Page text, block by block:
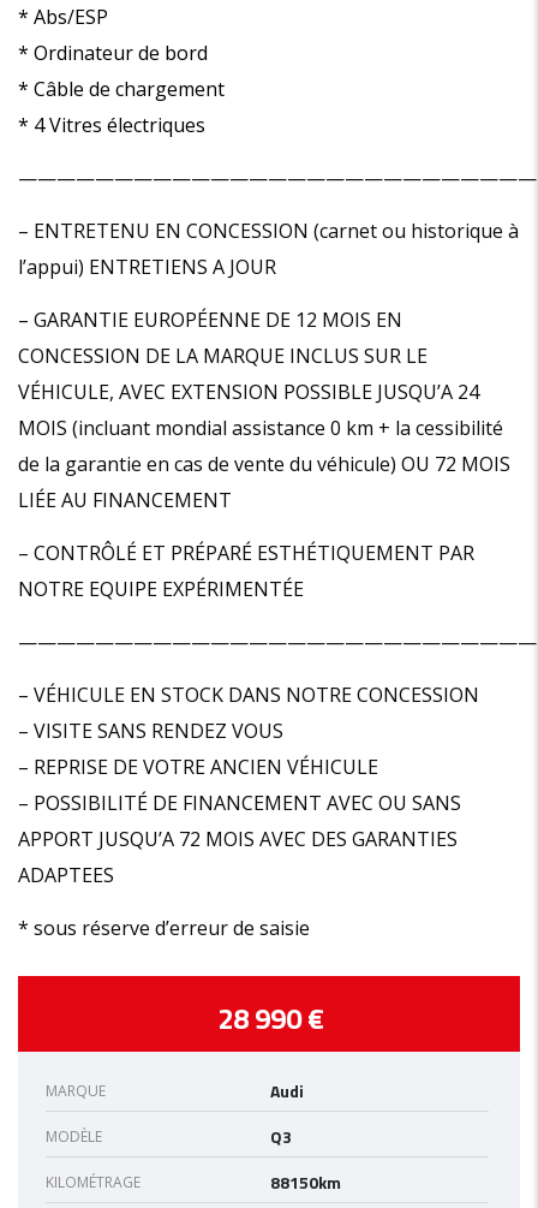
* Abs/ESP
* Ordinateur de bord
* Câble de chargement
* 4 Vitres électriques
– ENTRETENU EN CONCESSION (carnet ou historique à
l’appui) ENTRETIENS A JOUR
– GARANTIE EUROPÉENNE DE 12 MOIS EN
CONCESSION DE LA MARQUE INCLUS SUR LE
VÉHICULE, AVEC EXTENSION POSSIBLE JUSQU’A 24
MOIS (incluant mondial assistance 0 km + la cessibilité
de la garantie en cas de vente du véhicule) OU 72 MOIS
LIÉE AU FINANCEMENT
– CONTRÔLÉ ET PRÉPARÉ ESTHÉTIQUEMENT PAR
NOTRE EQUIPE EXPÉRIMENTÉE
– VÉHICULE EN STOCK DANS NOTRE CONCESSION
– VISITE SANS RENDEZ VOUS
– REPRISE DE VOTRE ANCIEN VÉHICULE
– POSSIBILITÉ DE FINANCEMENT AVEC OU SANS
APPORT JUSQU’A 72 MOIS AVEC DES GARANTIES
ADAPTEES
* sous réserve d’erreur de saisie
28 990 €
MARQUE Audi
MODÈLE Q3
KILOMÉTRAGE 88150km